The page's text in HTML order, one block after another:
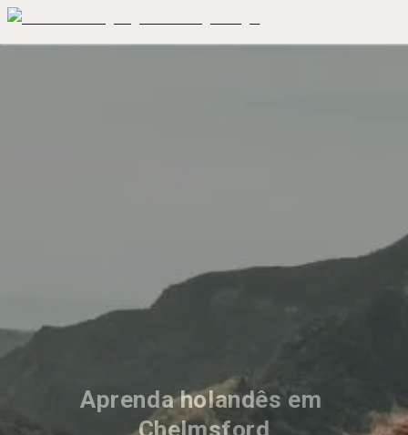
Aprenda holandês em
Chelmsford